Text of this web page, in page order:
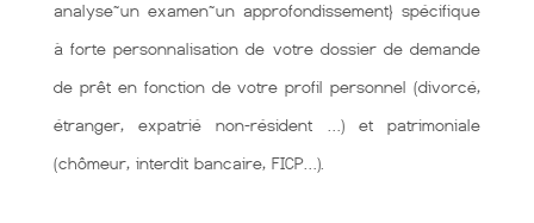
analyse~un examen~un approfondissement} spécifique
à forte personnalisation de votre dossier de demande
de prêt en fonction de votre profil personnel (divorcé,
étranger, expatrié non-résident …) et patrimoniale
(chômeur, interdit bancaire, FICP…).